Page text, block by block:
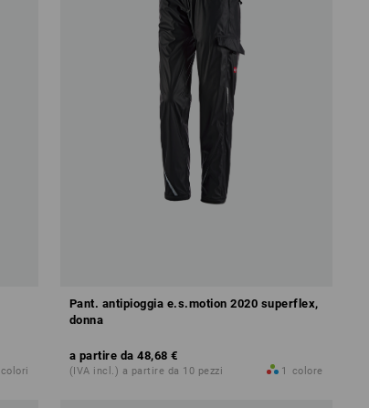
colori
Pant. antipioggia e.s.motion 2020 superflex,
donna
a partire da 48,68 €
(IVA incl.) a partire da 10 pezzi 1 colore